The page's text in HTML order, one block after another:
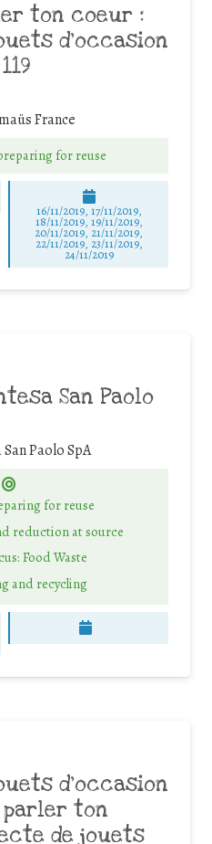
ton coeur :
d’occasion
119
France
for reuse
16/11/2019, 17/11/2019,
18/11/2019, 19/11/2019,
20/11/2019, 21/11/2019,
22/11/2019, 23/11/2019,
24/11/2019
San Paolo
Paolo SpA
for reuse
reduction at source
Food Waste
and recycling
d’occasion
parler ton
de jouets